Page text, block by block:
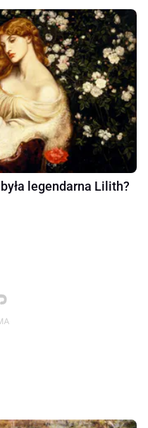
legendarna Lilith?